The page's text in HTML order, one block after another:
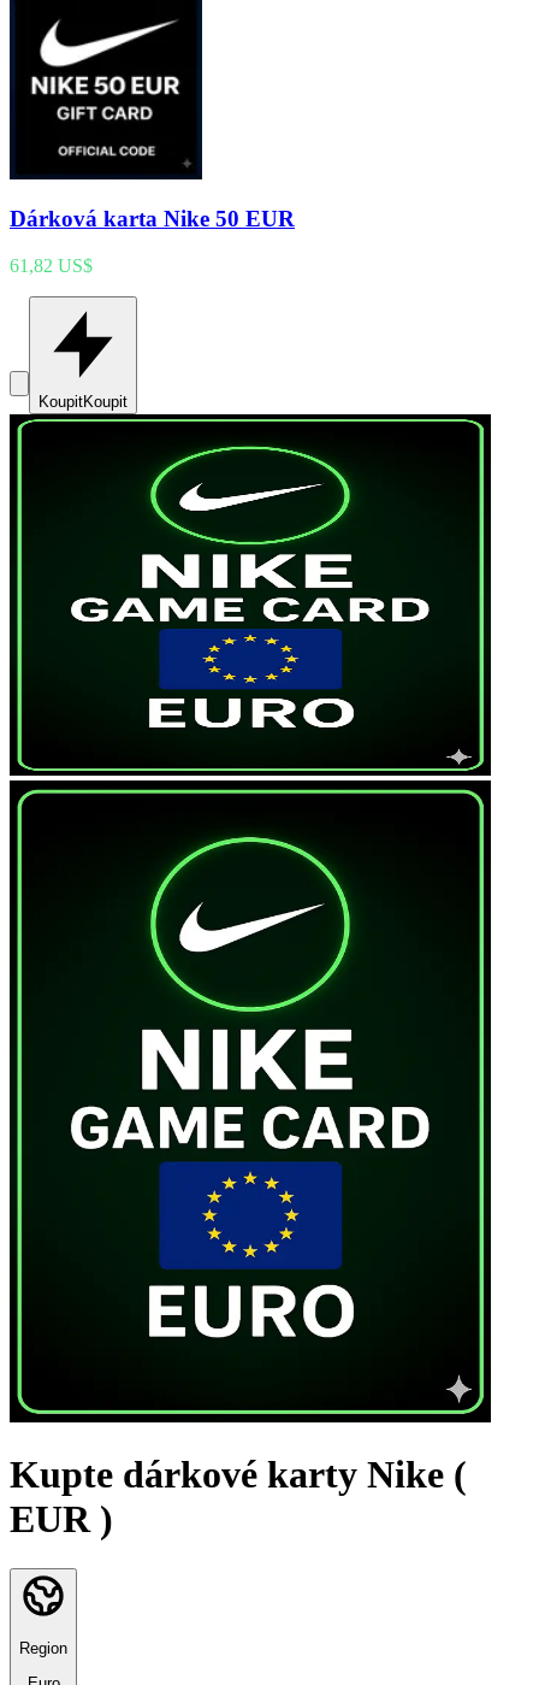
Dárková karta Nike 50 EUR
61,82 US$
KoupitKoupit
Kupte dárkové karty Nike (
EUR )
Region